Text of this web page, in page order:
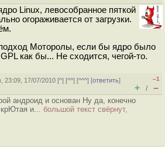
Linux, левособранное пяткой
огораживается от загрузки.
Моторолы, если бы ядро было
как бы... Не сходится, чегой-то.
23:09, 17/07/2010 [^] [^^] [^^^] [ответить]
–1
+ / –
андроид и основан Ну да, конечно
и... большой текст свёрнут,